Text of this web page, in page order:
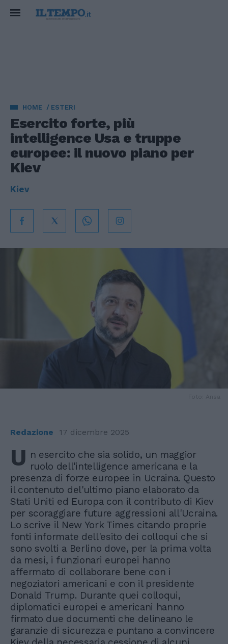
HOME ESTERI
Esercito forte, più
intelligence Usa e truppe
europee: il nuovo piano per
Kiev
Kiev
Redazione 17 dicembre 2025
U n esercito che sia solido, un maggior
ruolo dell'intelligence americana e la
presenza di forze europee in Ucraina. Questo
il contenuto del'ultimo piano elaborato da
Stati Uniti ed Europa con il contributo di Kiev
per scoraggiare future aggressioni all'Ucraina.
Lo scrive il New York Times citando proprie
fonti informate dell'esito dei colloqui che si
sono svolti a Berlino dove, per la prima volta
da mesi, i funzionari europei hanno
affermato di collaborare bene con i
negoziatori americani e con il presidente
Donald Trump. Durante quei colloqui,
diplomatici europei e americani hanno
firmato due documenti che delineano le
garanzie di sicurezza e puntano a convincere